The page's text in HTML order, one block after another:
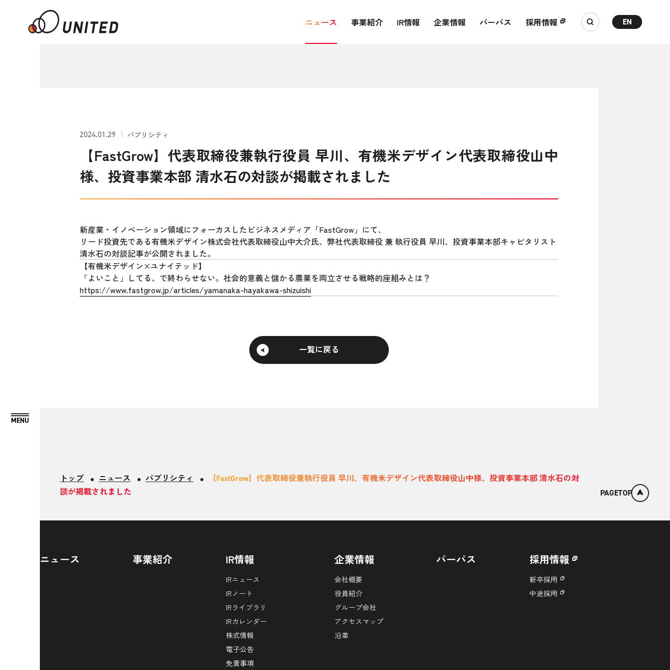
ニュース 事業紹介 IR情報 企業情報 パーパス 採用情報 EN
2024.01.29 パブリシティ
【FastGrow】代表取締役兼執行役員 早川、有機米デザイン代表取締役山中
様、投資事業本部 清水石の対談が掲載されました
新産業・イノベーション領域にフォーカスしたビジネスメディア「FastGrow」にて、
リード投資先である有機米デザイン株式会社代表取締役山中大介氏、弊社代表取締役 兼 執行役員 早川、投資事業本部キャピタリスト
清水石の対談記事が公開されました。
【有機米デザイン×ユナイテッド】
「よいこと」してる、で終わらせない。社会的意義と儲かる農業を両立させる戦略的座組みとは？
https://www.fastgrow.jp/articles/yamanaka-hayakawa-shizuishi
一覧に戻る
トップ ニュース パブリシティ
【FastGrow】代表取締役兼執行役員 早川、有機米デザイン代表取締役山中様、投資事業本部 清水石の対
談が掲載されました
PAGETOP
ニュース 事業紹介 IR情報
IRニュース
IRノート
IRライブラリ
IRカレンダー
株式情報
電子公告
免責事項
企業情報
会社概要
役員紹介
グループ会社
アクセスマップ
沿革
パーパス 採用情報
新卒採用
中途採用